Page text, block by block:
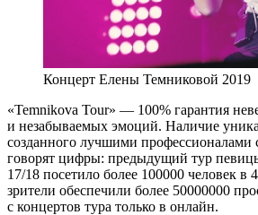
Концерт Елены Темниковой 2019
«Temnikova Tour» — 100% гарантия
и незабываемых эмоций. Наличие
созданного лучшими профессионалами
говорят цифры: предыдущий тур
17/18 посетило более 100000 человек в
зрители обеспечили более 50000000
с концертов тура только в онлайн.